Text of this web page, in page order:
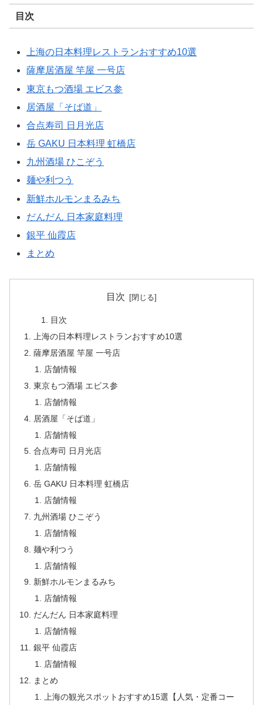
目次
上海の日本料理レストランおすすめ10選
薩摩居酒屋 竿屋 一号店
東京もつ酒場 エビス参
居酒屋「そば道」
合点寿司 日月光店
岳 GAKU 日本料理 虹橋店
九州酒場 ひこぞう
麺や利つう
新鮮ホルモンまるみち
だんだん 日本家庭料理
銀平 仙霞店
まとめ
目次
目次
上海の日本料理レストランおすすめ10選
薩摩居酒屋 竿屋 一号店
店舗情報
東京もつ酒場 エビス参
店舗情報
居酒屋「そば道」
店舗情報
合点寿司 日月光店
店舗情報
岳 GAKU 日本料理 虹橋店
店舗情報
九州酒場 ひこぞう
店舗情報
麺や利つう
店舗情報
新鮮ホルモンまるみち
店舗情報
だんだん 日本家庭料理
店舗情報
銀平 仙霞店
店舗情報
まとめ
上海の観光スポットおすすめ15選【人気・定番コー